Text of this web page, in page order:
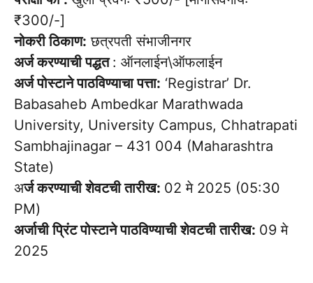
₹300/-]
नोकरी ठिकाण: छत्रपती संभाजीनगर
अर्ज करण्याची पद्धत: ऑनलाईन\ऑफलाईन
अर्ज पोस्टाने पाठविण्याचा पत्ता: ‘Registrar’ Dr.
Babasaheb Ambedkar Marathwada
University, University Campus, Chhatrapati
Sambhajinagar – 431 004 (Maharashtra
State)
अर्ज करण्याची शेवटची तारीख: 02 मे 2025 (05:30
PM)
अर्जाची प्रिंट पोस्टाने पाठविण्याची शेवटची तारीख: 09 मे
2025